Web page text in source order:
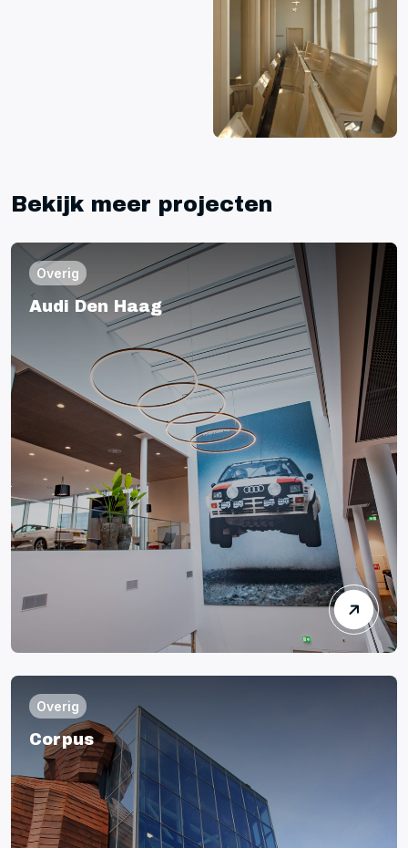
Bekijk meer projecten
Overig
Audi Den Haag
Overig
Corpus